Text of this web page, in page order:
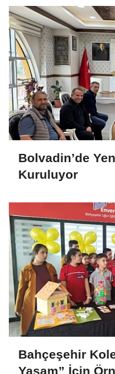
Bolvadin’de
Kuruluyor
Bahçeşehir
Yaşam” İçin